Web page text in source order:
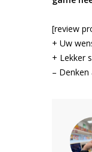
[review
+ Uw
+ Lekker
– Denken